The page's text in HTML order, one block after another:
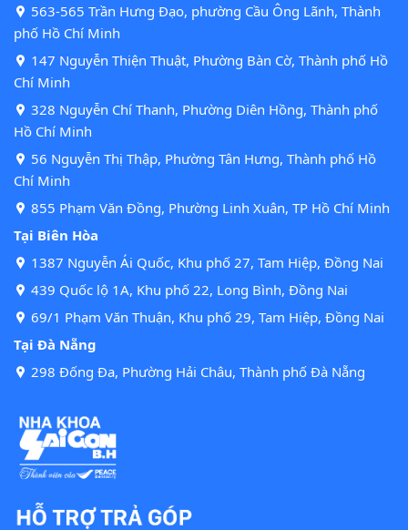
563-565 Trần Hưng Đạo, phường Cầu Ông Lãnh, Thành
phố Hồ Chí Minh
147 Nguyễn Thiện Thuật, Phường Bàn Cờ, Thành phố Hồ
Chí Minh
328 Nguyễn Chí Thanh, Phường Diên Hồng, Thành phố
Hồ Chí Minh
56 Nguyễn Thị Thập, Phường Tân Hưng, Thành phố Hồ
Chí Minh
855 Phạm Văn Đồng, Phường Linh Xuân, TP Hồ Chí Minh
Tại Biên Hòa
1387 Nguyễn Ái Quốc, Khu phố 27, Tam Hiệp, Đồng Nai
439 Quốc lộ 1A, Khu phố 22, Long Bình, Đồng Nai
69/1 Phạm Văn Thuận, Khu phố 29, Tam Hiệp, Đồng Nai
Tại Đà Nẵng
298 Đống Đa, Phường Hải Châu, Thành phố Đà Nẵng